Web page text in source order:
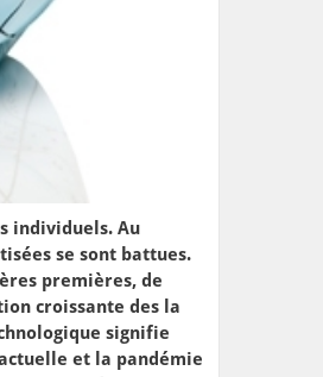
individuels. Au
se sont battues.
premières, de
croissante des la
signifie
et la pandémie